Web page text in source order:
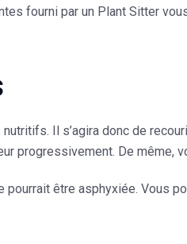
fourni par un Plant Sitter
Il s’agira donc de
progressivement. De même,
être asphyxiée. Vous